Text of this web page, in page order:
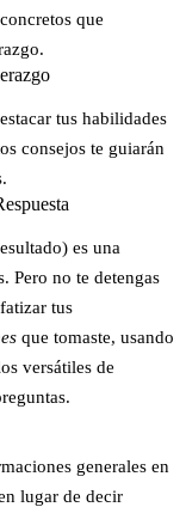
que
tus habilidades
consejos te guiarán
es una
Pero no te detengas
tus
que tomaste, usando
versátiles de
generales en
lugar de decir